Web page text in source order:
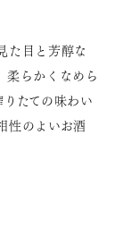
た目と芳醇な
柔らかくなめら
たての味わい
性のよいお酒